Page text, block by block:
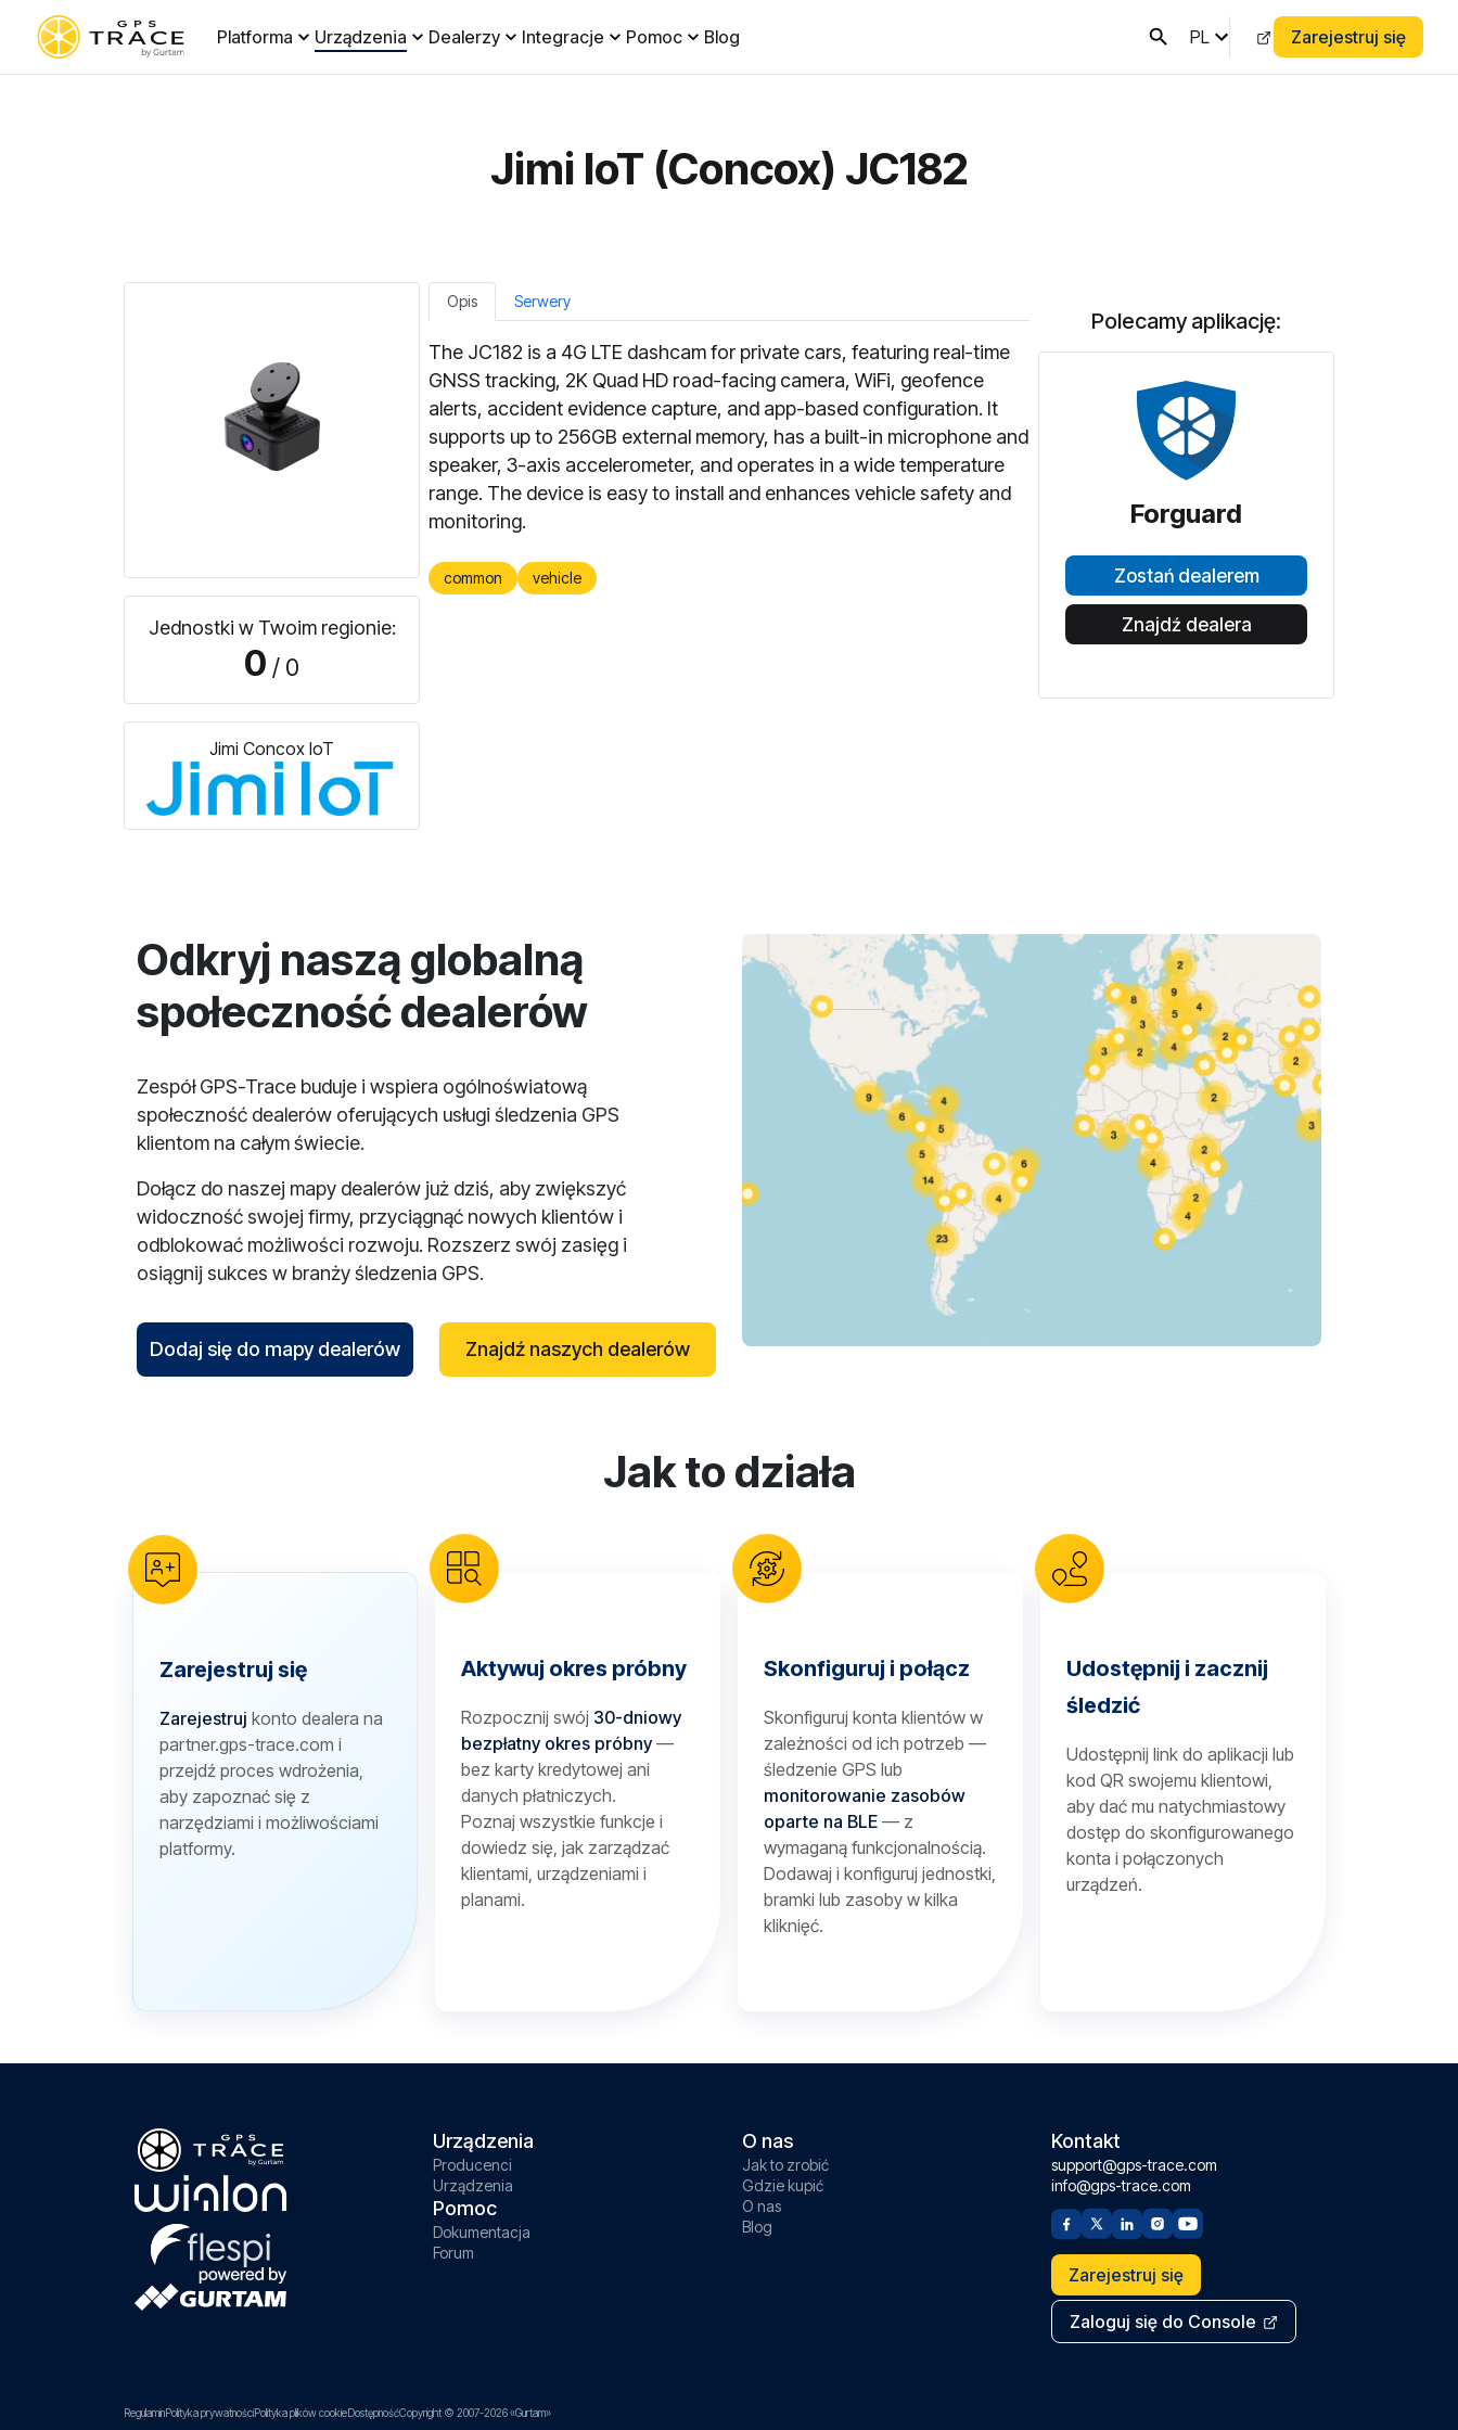
Platforma Urządzenia Dealerzy Integracje Pomoc Blog PL Zarejestruj się
Jimi IoT (Concox) JC182
Jednostki w Twoim regionie:
0 / 0
Jimi Concox IoT
Opis Serwery
The JC182 is a 4G LTE dashcam for private cars, featuring real-time
GNSS tracking, 2K Quad HD road-facing camera, WiFi, geofence
alerts, accident evidence capture, and app-based configuration. It
supports up to 256GB external memory, has a built-in microphone and
speaker, 3-axis accelerometer, and operates in a wide temperature
range. The device is easy to install and enhances vehicle safety and
monitoring.
common vehicle
Polecamy aplikację:
Forguard
Zostań dealerem
Znajdź dealera
Odkryj naszą globalną
społeczność dealerów
Zespół GPS-Trace buduje i wspiera ogólnoświatową
społeczność dealerów oferujących usługi śledzenia GPS
klientom na całym świecie.
Dołącz do naszej mapy dealerów już dziś, aby zwiększyć
widoczność swojej firmy, przyciągnąć nowych klientów i
odblokować możliwości rozwoju. Rozszerz swój zasięg i
osiągnij sukces w branży śledzenia GPS.
Dodaj się do mapy dealerów Znajdź naszych dealerów
Jak to działa
Zarejestruj się
Zarejestruj konto dealera na
partner.gps-trace.com i
przejdź proces wdrożenia,
aby zapoznać się z
narzędziami i możliwościami
platformy.
Aktywuj okres próbny
Rozpocznij swój 30-dniowy
bezpłatny okres próbny—
bez karty kredytowej ani
danych płatniczych.
Poznaj wszystkie funkcje i
dowiedz się, jak zarządzać
klientami, urządzeniami i
planami.
Skonfiguruj i połącz
Skonfiguruj konta klientów w
zależności od ich potrzeb —
śledzenie GPS lub
monitorowanie zasobów
oparte na BLE — z
wymaganą funkcjonalnością.
Dodawaj i konfiguruj jednostki,
bramki lub zasoby w kilka
kliknięć.
Udostępnij i zacznij
śledzić
Udostępnij link do aplikacji lub
kod QR swojemu klientowi,
aby dać mu natychmiastowy
dostęp do skonfigurowanego
konta i połączonych
urządzeń.
Urządzenia
Producenci
Urządzenia
Pomoc
Dokumentacja
Forum
O nas
Jak to zrobić
Gdzie kupić
O nas
Blog
Kontakt
support@gps-trace.com
info@gps-trace.com
Zarejestruj się
Zaloguj się do Console
RegulaminPolityka prywatnościPolityka plików cookieDostępnośćCopyright © 2007-2026 «Gurtam»